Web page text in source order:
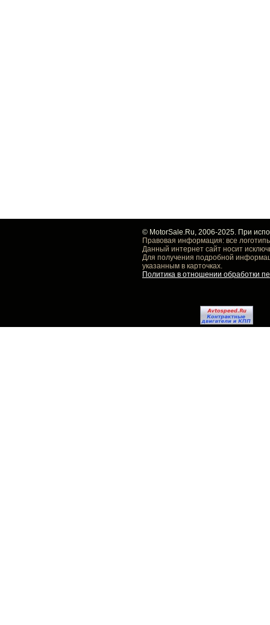
© MotorSale.Ru, 2006-2025. При
Правовая информация: все
Данный интернет сайт носит
Для получения подробной
указанным в карточках.
Политика в отношении обработки